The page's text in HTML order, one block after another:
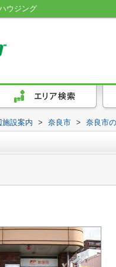
ウジング
施設案内 > 奈良市 > 奈良市